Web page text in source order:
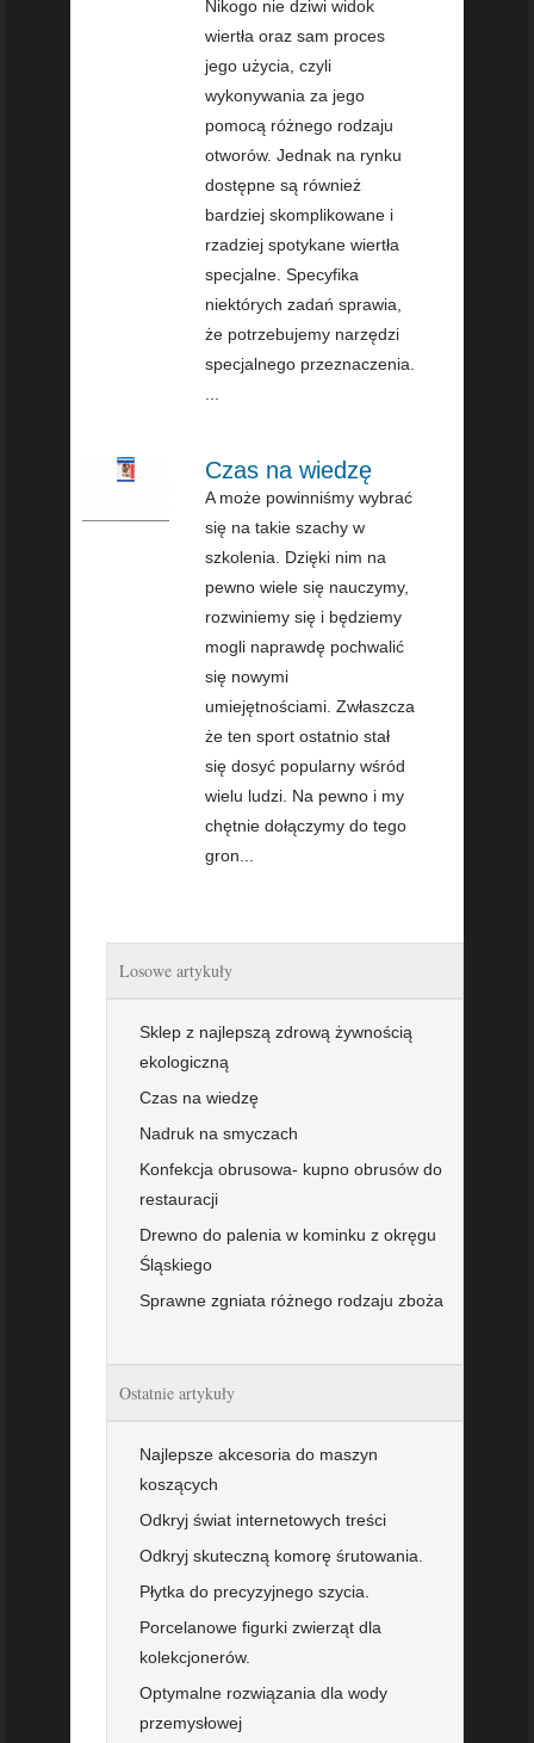
Nikogo nie dziwi widok
wiertła oraz sam proces
jego użycia, czyli
wykonywania za jego
pomocą różnego rodzaju
otworów. Jednak na rynku
dostępne są również
bardziej skomplikowane i
rzadziej spotykane wiertła
specjalne. Specyfika
niektórych zadań sprawia,
że potrzebujemy narzędzi
specjalnego przeznaczenia.
Czas na wiedzę
A może powinniśmy wybrać
się na takie szachy w
szkolenia. Dzięki nim na
pewno wiele się nauczymy,
rozwiniemy się i będziemy
mogli naprawdę pochwalić
się nowymi
umiejętnościami. Zwłaszcza
że ten sport ostatnio stał
się dosyć popularny wśród
wielu ludzi. Na pewno i my
chętnie dołączymy do tego
gron...
Losowe artykuły
Sklep z najlepszą zdrową żywnością
ekologiczną
Czas na wiedzę
Nadruk na smyczach
Konfekcja obrusowa- kupno obrusów do
restauracji
Drewno do palenia w kominku z okręgu
Śląskiego
Sprawne zgniata różnego rodzaju zboża
Ostatnie artykuły
Najlepsze akcesoria do maszyn
koszących
Odkryj świat internetowych treści
Odkryj skuteczną komorę śrutowania.
Płytka do precyzyjnego szycia.
Porcelanowe figurki zwierząt dla
kolekcjonerów.
Optymalne rozwiązania dla wody
przemysłowej